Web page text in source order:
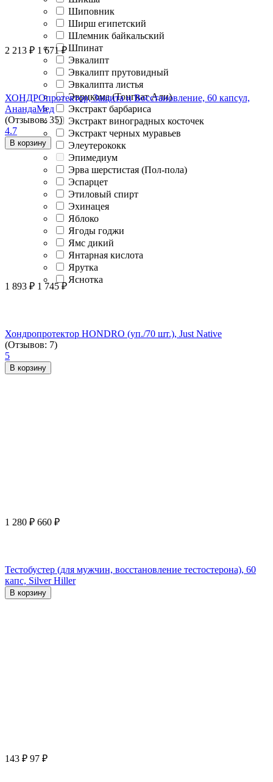
Шиповник
Ширш египетский
Шлемник байкальский
Шпинат
Эвкалипт
Эвкалипт прутовидный
Эвкалипта листья
Эврикома (Тонгкат Али)
Экстракт барбариса
Экстракт виноградных косточек
Экстракт черных муравьев
Элеутерококк
Эпимедиум
Эрва шерстистая (Пол-пола)
Эспарцет
Этиловый спирт
Эхинацея
Яблоко
Ягоды годжи
Ямс дикий
Янтарная кислота
Ярутка
Яснотка
2 213 ₽ 1 671 ₽
ХОНДРОпротектор, Защита и Восстановление, 60 капсул,
АнандаМед
(Отзывов: 35)
4.7
В корзину
1 893 ₽ 1 745 ₽
Хондропротектор HONDRO (уп./70 шт.), Just Native
(Отзывов: 7)
5
В корзину
1 280 ₽ 660 ₽
Тестобустер (для мужчин, восстановление тестостерона), 60
капс, Silver Hiller
В корзину
143 ₽ 97 ₽